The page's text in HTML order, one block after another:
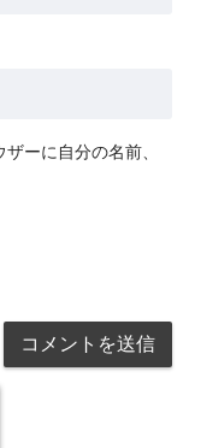
ーに自分の名前、